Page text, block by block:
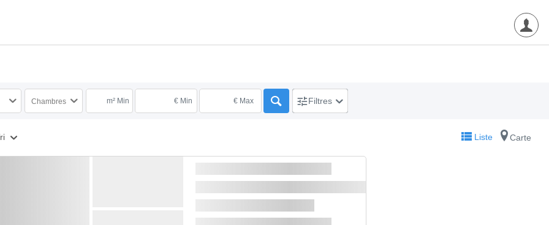
Chambres m² Min € Min € Max Filtres
Liste Carte